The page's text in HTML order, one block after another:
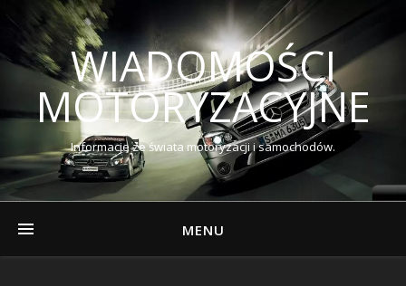
WIADOMOŚCI
MOTORYZACYJNE
Informacje ze świata motoryzacji i samochodów.
MENU